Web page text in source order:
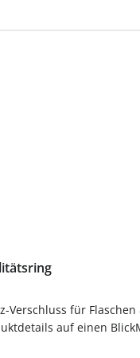
auf einen
langlebig im